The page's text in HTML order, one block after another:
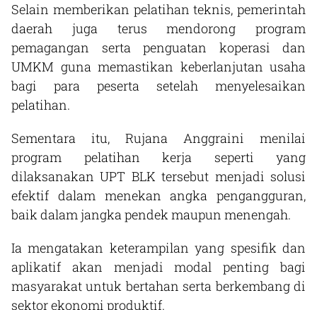
Selain memberikan pelatihan teknis, pemerintah
daerah juga terus mendorong program
pemagangan serta penguatan koperasi dan
UMKM guna memastikan keberlanjutan usaha
bagi para peserta setelah menyelesaikan
pelatihan.
Sementara itu, Rujana Anggraini menilai
program pelatihan kerja seperti yang
dilaksanakan UPT BLK tersebut menjadi solusi
efektif dalam menekan angka pengangguran,
baik dalam jangka pendek maupun menengah.
Ia mengatakan keterampilan yang spesifik dan
aplikatif akan menjadi modal penting bagi
masyarakat untuk bertahan serta berkembang di
sektor ekonomi produktif.